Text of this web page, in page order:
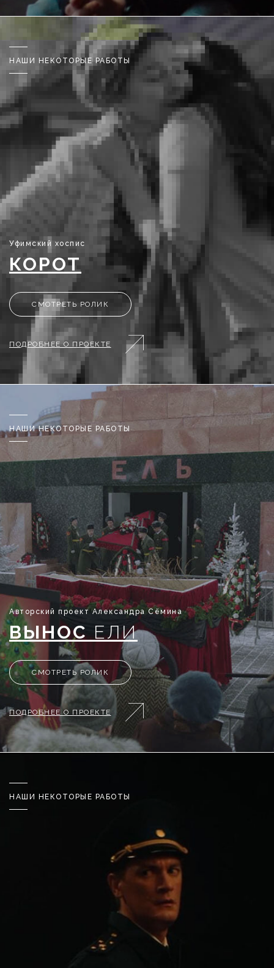
КОРОТ
НАШИ НЕКОТОРЫЕ РАБОТЫ
ПОДРОБНЕЕ О ПРОЕКТЕ
Уфимский хоспис
СМОТРЕТЬ РОЛИК
ВЫНОС ЕЛИ
НАШИ НЕКОТОРЫЕ РАБОТЫ
ПОДРОБНЕЕ О ПРОЕКТЕ
Авторский проект Александра Сёмина
СМОТРЕТЬ РОЛИК
НАШИ НЕКОТОРЫЕ РАБОТЫ